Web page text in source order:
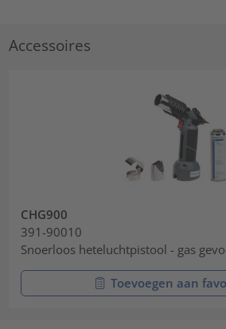
Accessoires
CHG900
391-90010
Snoerloos heteluchtpistool - gas
Toevoegen aan